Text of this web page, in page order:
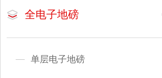
全电子地磅
单层电子地磅